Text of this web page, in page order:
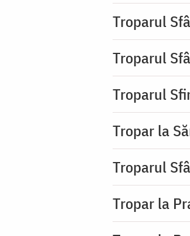
Troparul
Troparul
Troparul
Tropar la
Troparul
Tropar la